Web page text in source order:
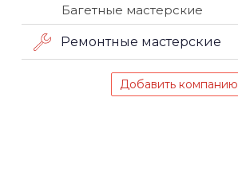
Багетные мастерские
Ремонтные мастерские
Добавить компанию